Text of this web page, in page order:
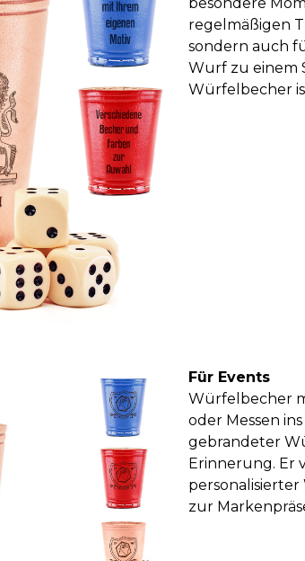
regelmäßigen
sondern auch
Wurf zu einem
Würfelbecher
Für Events
Würfelbecher
oder Messen
gebrandeter
Erinnerung. Er
zur